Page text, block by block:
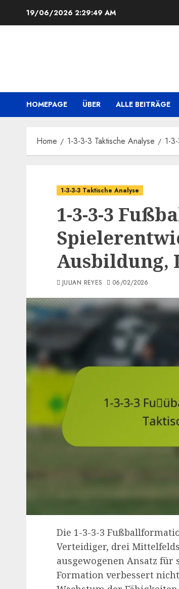
19/06/2026 2:29:50 AM
HOMEPAGE ÜBER ALLE BEITRÄGE
Home 1-3-3-3 Taktische Analyse 1-
1-3-3-3 Taktische Analyse
1-3-3-3
Ausbildung,
JULIAN REYES 06/02/2026
Die 1-3-3-3
Verteidiger, drei
ausgewogenen Ansatz
Formation verbessert